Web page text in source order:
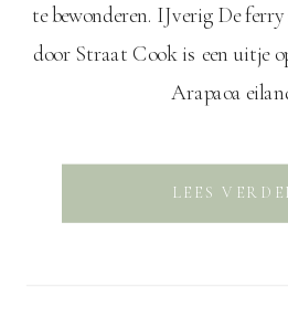
te bewonderen. IJverig De
door Straat Cook is een uitje
Arapaoa
LEES